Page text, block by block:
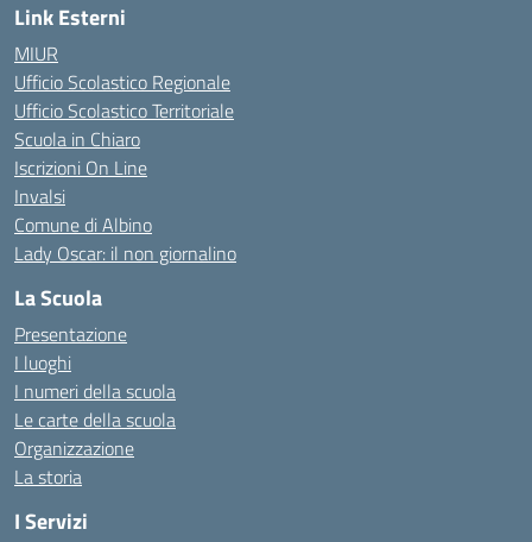
Link Esterni
MIUR
Ufficio Scolastico Regionale
Ufficio Scolastico Territoriale
Scuola in Chiaro
Iscrizioni On Line
Invalsi
Comune di Albino
Lady Oscar: il non giornalino
La Scuola
Presentazione
I luoghi
I numeri della scuola
Le carte della scuola
Organizzazione
La storia
I Servizi